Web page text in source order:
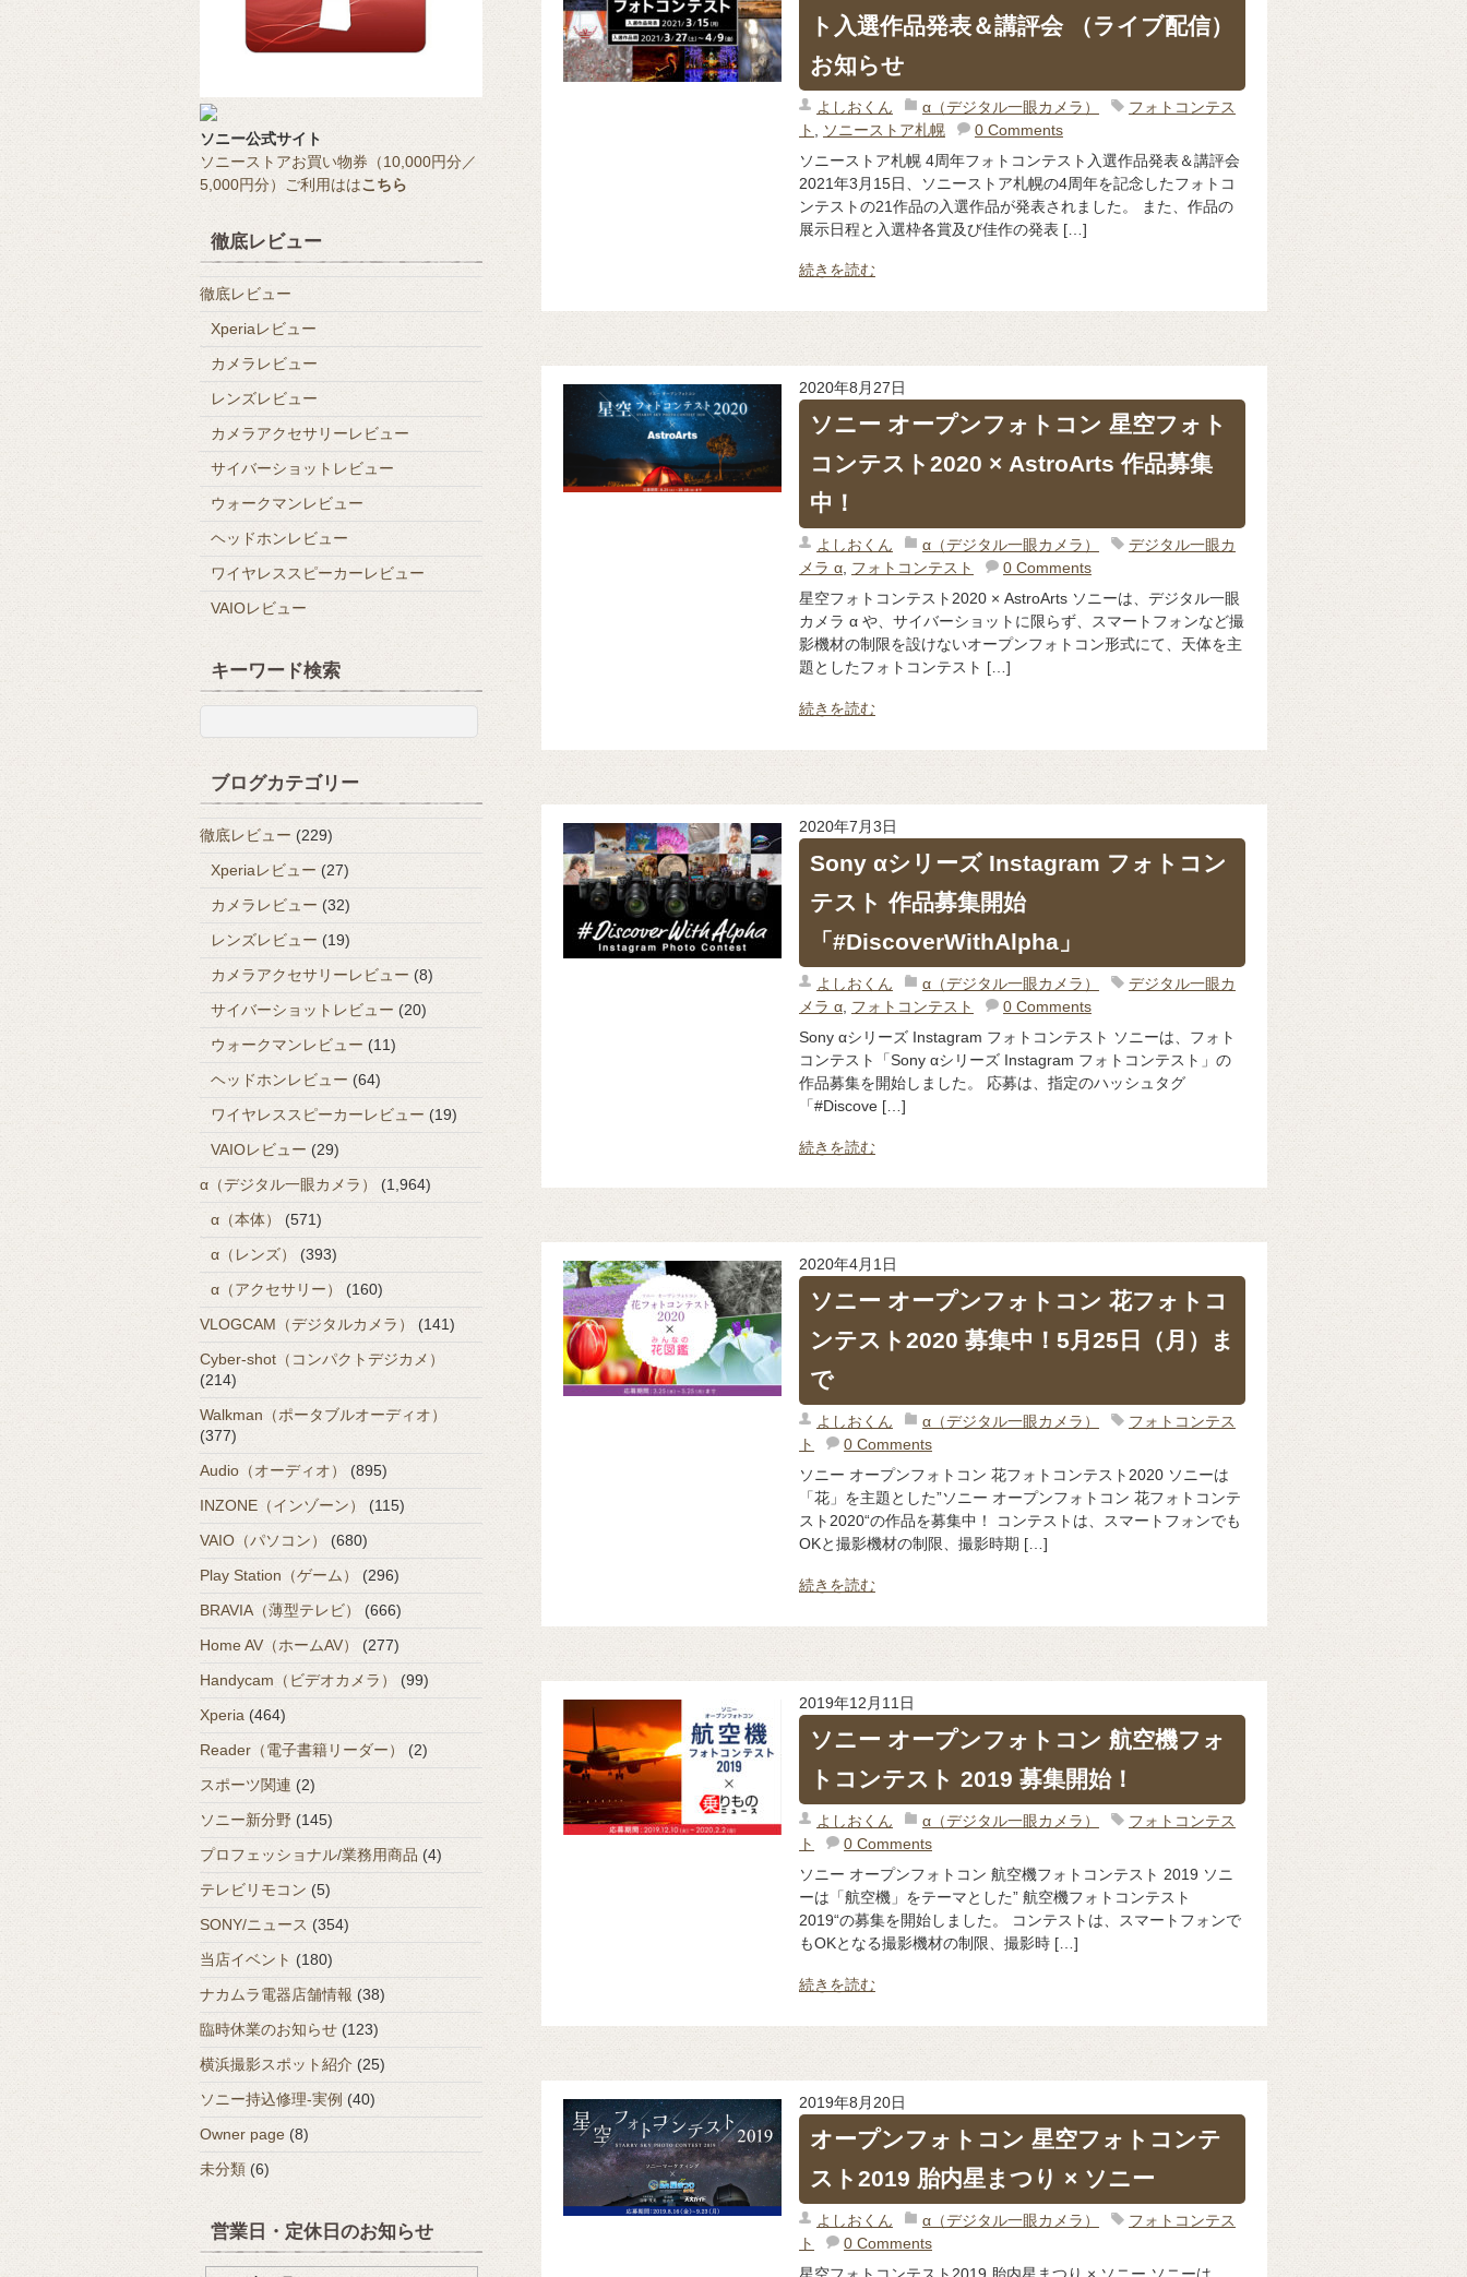
ト入選作品発表＆講評会 （ライブ配信）
お知らせ
よしおくん α（デジタル一眼カメラ）
フォトコンテス
ト
ソニーストア札幌
0 Comments
ソニーストア札幌 4周年フォトコンテスト入選作品発表＆講評会
2021年3月15日、ソニーストア札幌の4周年を記念したフォトコ
ンテストの21作品の入選作品が発表されました。 また、作品の
展示日程と入選枠各賞及び佳作の発表 […]
続きを読む
2020年8月27日
ソニー オープンフォトコン 星空フォト
コンテスト2020 × AstroArts 作品募集
中！
よしおくん α（デジタル一眼カメラ）
デジタル一眼カ
メラ α, フォトコンテスト
0 Comments
星空フォトコンテスト2020 × AstroArts ソニーは、デジタル一眼
カメラ α や、サイバーショットに限らず、スマートフォンなど撮
影機材の制限を設けないオープンフォトコン形式にて、天体を主
題としたフォトコンテスト […]
続きを読む
2020年7月3日
Sony αシリーズ Instagram フォトコン
テスト 作品募集開始
「#DiscoverWithAlpha」
よしおくん α（デジタル一眼カメラ）
デジタル一眼カ
メラ α, フォトコンテスト
0 Comments
Sony αシリーズ Instagram フォトコンテスト ソニーは、フォト
コンテスト「Sony αシリーズ Instagram フォトコンテスト」の
作品募集を開始しました。 応募は、指定のハッシュタグ
「#Discove […]
続きを読む
2020年4月1日
ソニー オープンフォトコン 花フォトコ
ンテスト2020 募集中！5月25日（月）ま
で
よしおくん α（デジタル一眼カメラ）
フォトコンテス
ト
0 Comments
ソニー オープンフォトコン 花フォトコンテスト2020 ソニーは
「花」を主題とした”ソニー オープンフォトコン 花フォトコンテ
スト2020“の作品を募集中！ コンテストは、スマートフォンでも
OKと撮影機材の制限、撮影時期 […]
続きを読む
2019年12月11日
ソニー オープンフォトコン 航空機フォ
トコンテスト 2019 募集開始！
よしおくん α（デジタル一眼カメラ）
フォトコンテス
ト
0 Comments
ソニー オープンフォトコン 航空機フォトコンテスト 2019 ソニ
ーは「航空機」をテーマとした” 航空機フォトコンテスト
2019“の募集を開始しました。 コンテストは、スマートフォンで
もOKとなる撮影機材の制限、撮影時 […]
続きを読む
2019年8月20日
オープンフォトコン 星空フォトコンテ
スト2019 胎内星まつり × ソニー
よしおくん α（デジタル一眼カメラ）
フォトコンテス
ト
0 Comments
星空フォトコンテスト2019 胎内星まつり × ソニー ソニーは、
ソニー公式サイト
ソニーストアお買い物券（10,000円分／
5,000円分）ご利用ははこちら
徹底レビュー
徹底レビュー
Xperiaレビュー
カメラレビュー
レンズレビュー
カメラアクセサリーレビュー
サイバーショットレビュー
ウォークマンレビュー
ヘッドホンレビュー
ワイヤレススピーカーレビュー
VAIOレビュー
キーワード検索
ブログカテゴリー
徹底レビュー (229)
Xperiaレビュー(27)
カメラレビュー (32)
レンズレビュー (19)
カメラアクセサリーレビュー (8)
サイバーショットレビュー (20)
ウォークマンレビュー (11)
ヘッドホンレビュー (64)
ワイヤレススピーカーレビュー (19)
VAIOレビュー (29)
α（デジタル一眼カメラ）
(1,964)
α（本体）
(571)
α（レンズ）
(393)
α（アクセサリー）
(160)
VLOGCAM（デジタルカメラ）
(141)
Cyber-shot（コンパクトデジカメ）
(214)
Walkman（ポータブルオーディオ）
(377)
Audio（オーディオ）
(895)
INZONE（インゾーン）
(115)
VAIO（パソコン）
(680)
Play Station（ゲーム）
(296)
BRAVIA（薄型テレビ）
(666)
Home AV（ホームAV）
(277)
Handycam（ビデオカメラ）
(99)
Xperia (464)
Reader（電子書籍リーダー）
(2)
スポーツ関連 (2)
ソニー新分野 (145)
プロフェッショナル/業務用商品 (4)
テレビリモコン (5)
SONY/ニュース (354)
当店イベント (180)
ナカムラ電器店舗情報 (38)
臨時休業のお知らせ (123)
横浜撮影スポット紹介 (25)
ソニー持込修理-実例 (40)
Owner page (8)
未分類 (6)
営業日・定休日のお知らせ